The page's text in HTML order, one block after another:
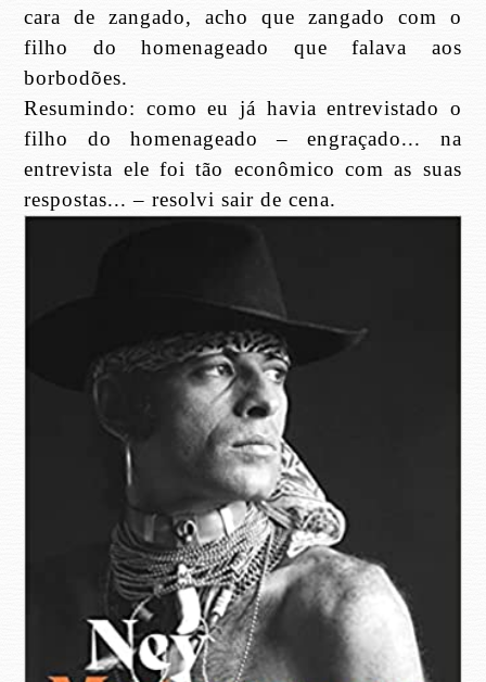
cara de zangado, acho que zangado com o
filho do homenageado que falava aos
borbodões.
Resumindo: como eu já havia entrevistado o
filho do homenageado – engraçado... na
entrevista ele foi tão econômico com as suas
respostas... – resolvi sair de cena.